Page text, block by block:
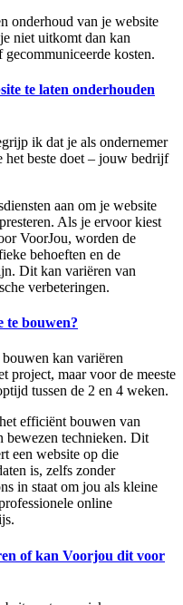
onderhoud van je website
niet uitkomt dan kan
kosten.
te laten onderhouden
ik dat je als ondernemer
beste doet – jouw bedrijf
aan om je website
Als je ervoor kiest
VoorJou, worden de
behoeften en de
Dit kan variëren van
verbeteringen.
te bouwen?
kan variëren
project, maar voor de meeste
tussen de 2 en 4 weken.
efficiënt bouwen van
bewezen technieken. Dit
een website op die
is, zelfs zonder
in staat om jou als kleine
online
of kan Voorjou dit voor